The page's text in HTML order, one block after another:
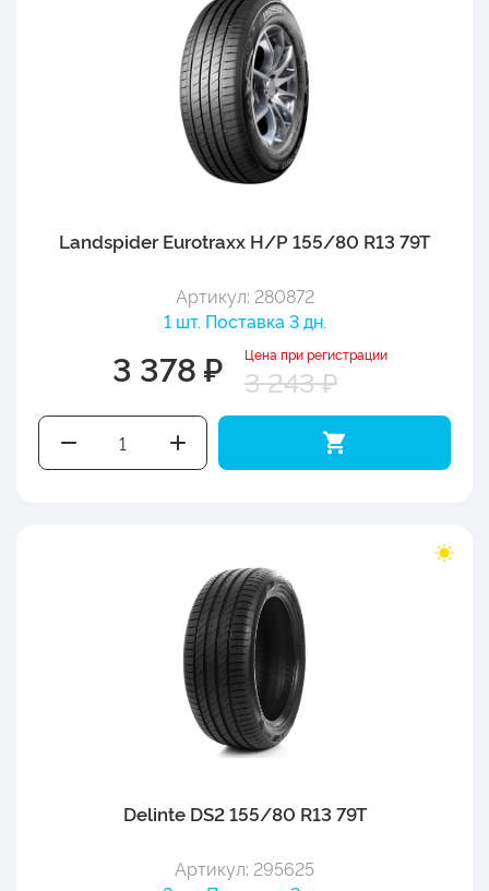
Landspider Eurotraxx H/P 155/80 R13 79T
Артикул: 280872
1 шт. Поставка 3 дн.
3 378 ₽ Цена при регистрации
3 243 ₽
Delinte DS2 155/80 R13 79T
Артикул: 295625